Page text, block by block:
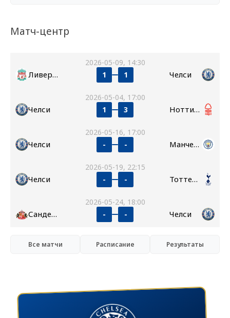
Матч-центр
2026-05-09, 14:30
Ливерпуль 1 1 Челси
2026-05-04, 17:00
Челси 1 3 Ноттингем Форест
2026-05-16, 17:00
Челси - - Манчестер Сити
2026-05-19, 22:15
Челси - - Тоттенхэм
2026-05-24, 18:00
Сандерленд - - Челси
Все матчи Расписание Результаты